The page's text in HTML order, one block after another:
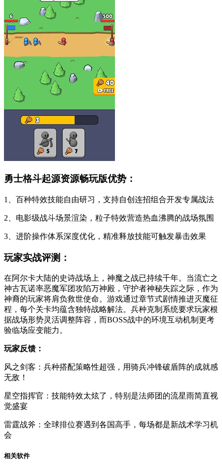
勇士格斗起源资源畅玩版优势：
1、百种特效技能自由研习，支持自创连招组合开发专属战法
2、电影级战斗场景渲染，粒子特效营造热血沸腾的战场氛围
3、进阶操作体系深度优化，精准释放技能可触发暴击效果
玩家实战评测：
在阿尔卡大陆的史诗战场上，神魔之战已持续千年。当流亡之
神古瓦诺率恶魔军团攻陷万神殿，守护者神秘失踪之际，作为
神裔的玩家将肩负救世使命。游戏通过章节式剧情推进灭魔征
程，每个关卡均蕴含独特战略解法。兵种克制系统要求玩家根
据战场形势灵活调整阵容，而BOSS战中的环境互动机制更考
验临场应变能力。
玩家反馈：
风之剑客：兵种搭配策略性超强，用骑兵冲锋破盾阵的成就感
无敌！
星空指挥官：技能特效太炫了，特别是法师团的流星雨简直视
觉盛宴
雷霆战斧：全球排位赛遇到各国高手，每场都是新战术学习机
会
相关软件